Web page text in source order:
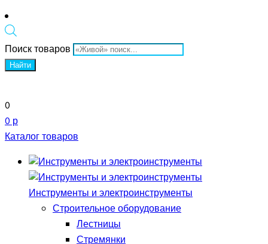
Поиск товаров
Найти
0
0 р
Каталог товаров
Инструменты и электроинструменты
Строительное оборудование
Лестницы
Стремянки